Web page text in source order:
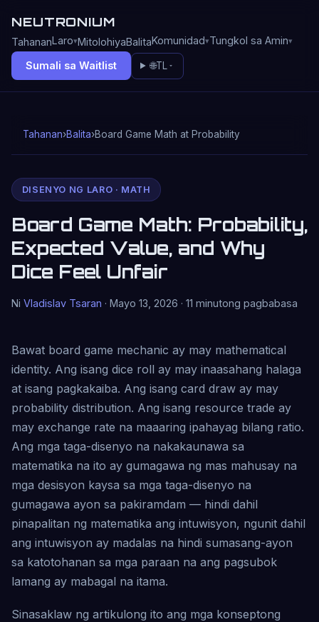
NEUTRONIUM
TahananLaro MitolohiyaBalitaKomunidad Tungkol sa Amin
Sumali sa Waitlist 🌐TL
Tahanan›Balita›Board Game Math at Probability
DISENYO NG LARO · MATH
Board Game Math: Probability,
Expected Value, and Why
Dice Feel Unfair
Ni Vladislav Tsaran · Mayo 13, 2026 · 11 minutong pagbabasa
Bawat board game mechanic ay may mathematical
identity. Ang isang dice roll ay may inaasahang halaga
at isang pagkakaiba. Ang isang card draw ay may
probability distribution. Ang isang resource trade ay
may exchange rate na maaaring ipahayag bilang ratio.
Ang mga taga-disenyo na nakakaunawa sa
matematika na ito ay gumagawa ng mas mahusay na
mga desisyon kaysa sa mga taga-disenyo na
gumagawa ayon sa pakiramdam — hindi dahil
pinapalitan ng matematika ang intuwisyon, ngunit dahil
ang intuwisyon ay madalas na hindi sumasang-ayon
sa katotohanan sa mga paraan na ang pagsubok
lamang ay mabagal na itama.
Sinasaklaw ng artikulong ito ang mga konseptong